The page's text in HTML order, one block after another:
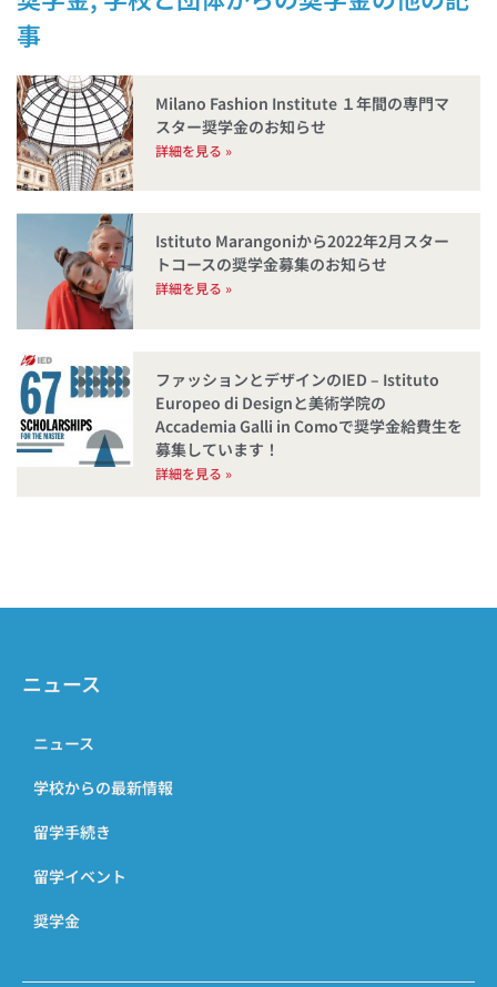
Milano Fashion Institute １年間の専門マ
スター奨学金のお知らせ
詳細を見る »
Istituto Marangoniから2022年2月スター
トコースの奨学金募集のお知らせ
詳細を見る »
ファッションとデザインのIED – Istituto
Europeo di Designと美術学院の
Accademia Galli in Comoで奨学金給費生を
募集しています！
詳細を見る »
ニュース
ニュース
学校からの最新情報
留学手続き
留学イベント
奨学金